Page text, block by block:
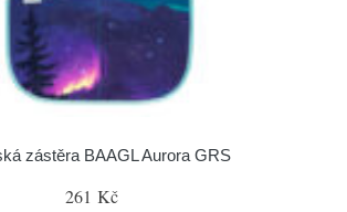
zástěra BAAGL Aurora GRS
261 Kč